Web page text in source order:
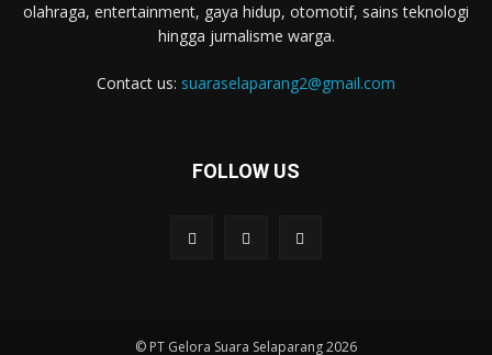
olahraga, entertainment, gaya hidup, otomotif, sains teknologi
hingga jurnalisme warga.
Contact us: suaraselaparang2@gmail.com
FOLLOW US
© PT Gelora Suara Selaparang 2026